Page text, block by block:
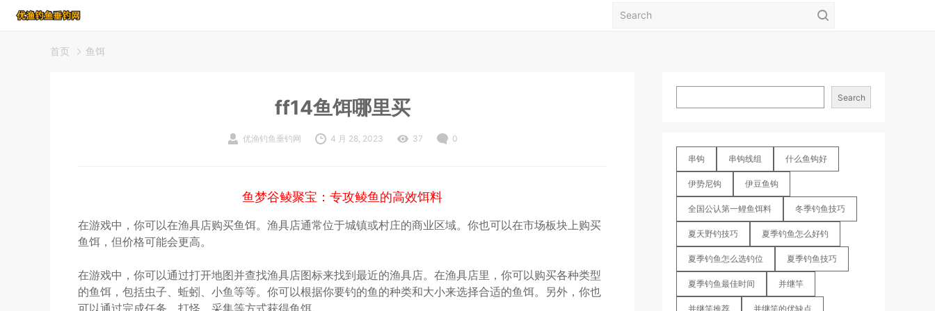
首页 鱼饵
ff14鱼饵哪里买
优渔钓鱼垂钓网 4 月 28, 2023 37 0
鱼梦谷鲮聚宝：专攻鲮鱼的高效饵料
在游戏中，你可以在渔具店购买鱼饵。渔具店通常位于城镇或村庄的商业区域。你也可以在市场板块上购买
鱼饵，但价格可能会更高。
在游戏中，你可以通过打开地图并查找渔具店图标来找到最近的渔具店。在渔具店里，你可以购买各种类型
的鱼饵，包括虫子、蚯蚓、小鱼等等。你可以根据你要钓的鱼的种类和大小来选择合适的鱼饵。另外，你也
可以通过完成任务、打怪、采集等方式获得鱼饵。
Search
串钩 串钩线组 什么鱼钩好
伊势尼钩 伊豆鱼钩
全国公认第一鲤鱼饵料 冬季钓鱼技巧
夏天野钓技巧 夏季钓鱼怎么好钓
夏季钓鱼怎么选钓位 夏季钓鱼技巧
夏季钓鱼最佳时间 并继竿
并继竿推荐 并继竿的优缺点